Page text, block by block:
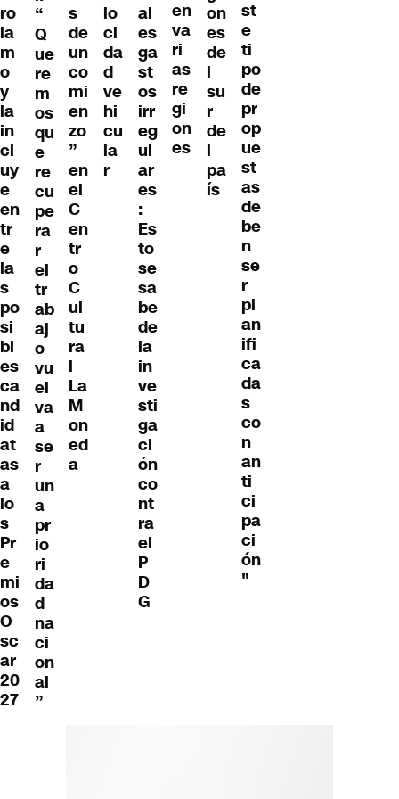
ro
la
m
o
y
la
in
cl
uy
e
en
tr
e
la
s
po
si
bl
es
ca
nd
id
at
as
a
lo
s
Pr
e
mi
os
O
sc
ar
20
27
“
Q
ue
re
m
os
qu
e
re
cu
pe
ra
r
el
tr
ab
aj
o
vu
el
va
a
se
r
un
a
pr
io
ri
da
d
na
ci
on
al
”
s
de
un
co
mi
en
zo
”
en
el
C
en
tr
o
C
ul
tu
ra
l
La
M
on
ed
a
lo
ci
da
d
ve
hi
cu
la
r
al
es
ga
st
os
irr
eg
ul
ar
es
:
Es
to
se
sa
be
de
la
in
ve
sti
ga
ci
ón
co
nt
ra
el
P
D
G
en
va
ri
as
re
gi
on
es
on
es
de
l
su
r
de
l
pa
ís
st
e
ti
po
de
pr
op
ue
st
as
de
be
n
se
r
pl
an
ifi
ca
da
s
co
n
an
ti
ci
pa
ci
ón
"